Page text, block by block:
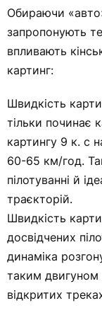
Обираючи
запропонують
впливають
картинг:
Швидкість
тільки починає
картингу 9 к. с
60-65 км/год.
пілотуванні й
траєкторій.
Швидкість
досвідчених
динаміка
таким
відкритих